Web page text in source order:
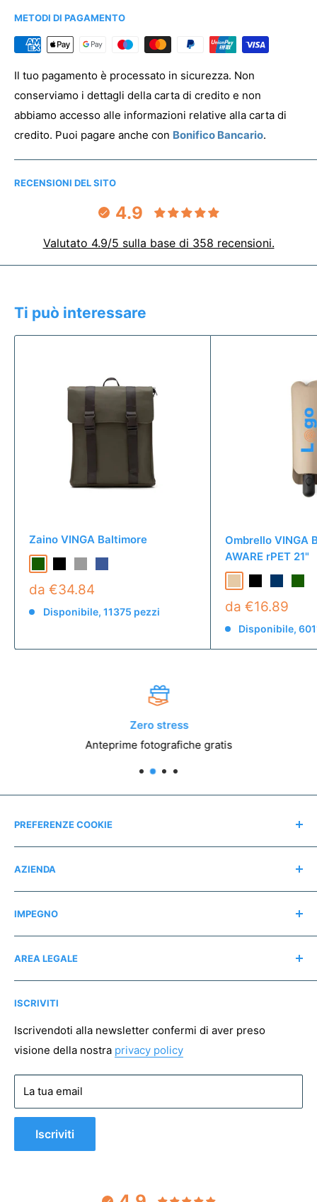
Per registrare la tua associazione clicca
METODI DI PAGAMENTO
Il tuo pagamento è processato in sicurezza. Non
conserviamo i dettagli della carta di credito e non
abbiamo accesso alle informazioni relative alla carta di
credito. Puoi pagare anche con Bonifico Bancario.
RECENSIONI DEL SITO
4.9
Valutato 4.9/5 sulla base di 358 recensioni.
Ti può interessare
Zaino VINGA Baltimore
da €34.84
Disponibile, 11375 pezzi
Ombrello VINGA
AWARE rPET 21"
da €16.89
Disponibile,
Zero stress
Anteprime fotografiche gratis
PREFERENZE COOKIE
Modifica consensi
AZIENDA
Contatti
Chi siamo
Recensioni
Instagram
Mappa del sito
IMPEGNO
Regali consapevoli
Associazioni no profit
AREA LEGALE
Pagamento sicuro
Spedizioni
Resi
Condizioni di vendita
Privacy policy
Cookie policy
ISCRIVITI
Iscrivendoti alla newsletter confermi di aver preso
visione della nostra privacy policy
La tua email
Iscriviti